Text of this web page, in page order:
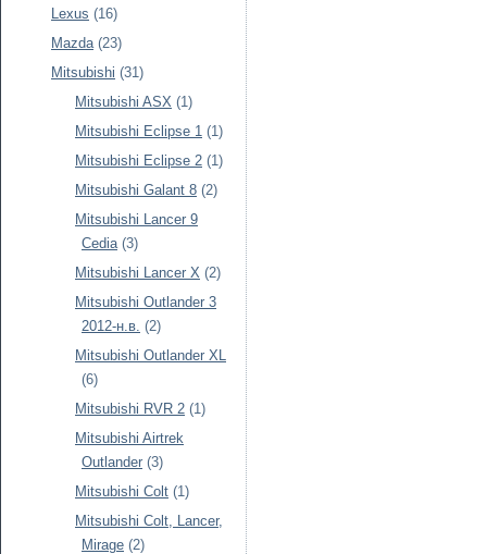
Lexus (16)
Mazda (23)
Mitsubishi (31)
Mitsubishi ASX (1)
Mitsubishi Eclipse 1 (1)
Mitsubishi Eclipse 2 (1)
Mitsubishi Galant 8 (2)
Mitsubishi Lancer 9
Cedia (3)
Mitsubishi Lancer X (2)
Mitsubishi Outlander 3
2012-н.в. (2)
Mitsubishi Outlander XL
(6)
Mitsubishi RVR 2 (1)
Mitsubishi Airtrek
Outlander (3)
Mitsubishi Colt (1)
Mitsubishi Colt, Lancer,
Mirage (2)